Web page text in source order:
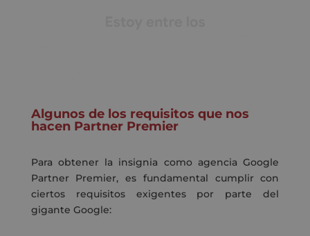
Algunos de los requisitos que nos
hacen Partner Premier
Para obtener la insignia como agencia Google
Partner Premier, es fundamental cumplir con
ciertos requisitos exigentes por parte del
gigante Google: